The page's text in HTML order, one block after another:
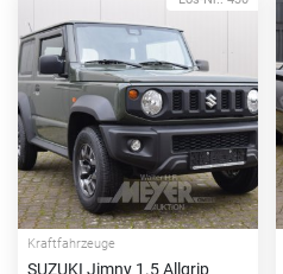
Kraftfahrzeuge
SUZUKI Jimny 1.5 Allgrip